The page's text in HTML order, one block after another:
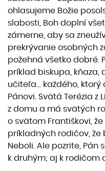
ohlasujeme Božie
slabosti, Boh doplní
zámerne, aby sa
prekrývanie osobných
požehná všetko dobré.
príklad biskupa, kňaza,
učiteľa... každého,
Pánovi. Svätá Terézia
z domu a má svätých
o svätom Františkovi,
príkladných rodičov, že
Neboli. Ale pozrite, Pán
k druhým; aj k rodičom